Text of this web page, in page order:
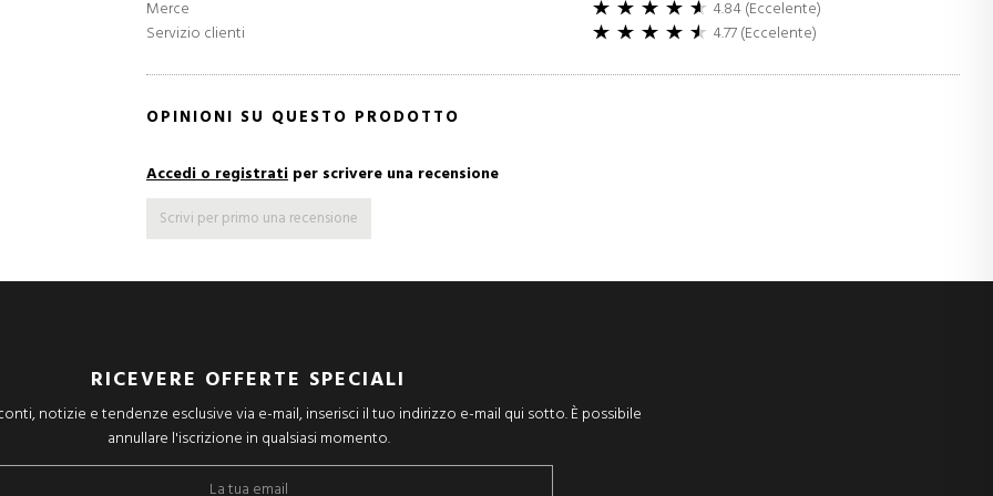
Merce
4.84 (Eccelente)
Servizio clienti
4.77 (Eccelente)
OPINIONI SU QUESTO PRODOTTO
Accedi o registrati per scrivere una recensione
Scrivi per primo una recensione
RICEVERE OFFERTE SPECIALI
notizie e tendenze esclusive via e-mail, inserisci il tuo indirizzo e-mail qui sotto. È possibile
annullare l'iscrizione in qualsiasi momento.